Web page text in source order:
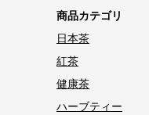
商品カテゴリ
日本茶
紅茶
健康茶
ハーブティー